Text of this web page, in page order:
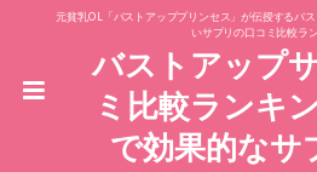
元貧乳OL「バストアッププリンセス」が伝授するバ
いサプリの口コミ比較ラ
バストアップ
ミ比較ランキ
で効果的なサ